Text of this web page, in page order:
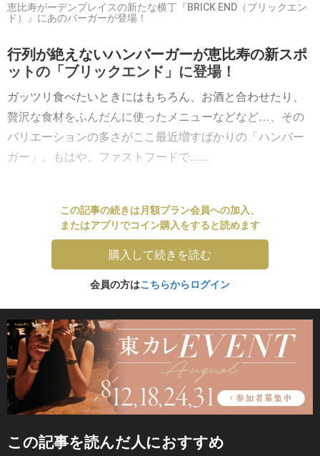
恵比寿がーデンプレイスの新たな横丁『BRICK END（ブリックエン
ド）』にあのバーガーが登場！
行列が絶えないハンバーガーが恵比寿の新スポ
ットの「ブリックエンド」に登場！
ガッツリ食べたいときにはもちろん、お酒と合わせたり、
贅沢な食材をふんだんに使ったメニューなどなど…、その
バリエーションの多さがここ最近増すばかりの「ハンバー
ガー」。もはや、ファストフードで......
この記事の続きは月額プラン会員への加入、
またはアプリでコイン購入をすると読めます
購入して続きを読む
会員の方はこちらからログイン
この記事を読んだ人におすすめ